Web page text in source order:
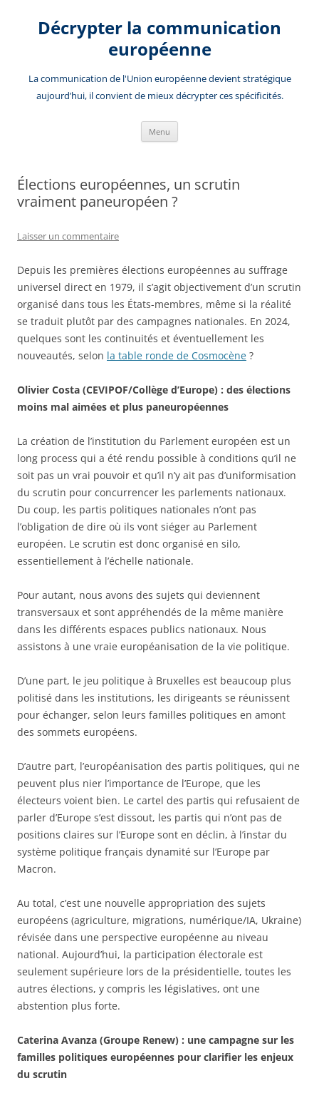
contenuDécrypter la communication
européenne
La communication de l'Union européenne devient stratégique
aujourd’hui, il convient de mieux décrypter ces spécificités.
Menu
Élections européennes, un scrutin
vraiment paneuropéen ?
Laisser un commentaire
Depuis les premières élections européennes au suffrage
universel direct en 1979, il s’agit objectivement d’un scrutin
organisé dans tous les États-membres, même si la réalité
se traduit plutôt par des campagnes nationales. En 2024,
quelques sont les continuités et éventuellement les
nouveautés, selon la table ronde de Cosmocène ?
Olivier Costa (CEVIPOF/Collège d’Europe) : des élections
moins mal aimées et plus paneuropéennes
La création de l’institution du Parlement européen est un
long process qui a été rendu possible à conditions qu’il ne
soit pas un vrai pouvoir et qu’il n’y ait pas d’uniformisation
du scrutin pour concurrencer les parlements nationaux.
Du coup, les partis politiques nationales n’ont pas
l’obligation de dire où ils vont siéger au Parlement
européen. Le scrutin est donc organisé en silo,
essentiellement à l’échelle nationale.
Pour autant, nous avons des sujets qui deviennent
transversaux et sont appréhendés de la même manière
dans les différents espaces publics nationaux. Nous
assistons à une vraie européanisation de la vie politique.
D’une part, le jeu politique à Bruxelles est beaucoup plus
politisé dans les institutions, les dirigeants se réunissent
pour échanger, selon leurs familles politiques en amont
des sommets européens.
D’autre part, l’européanisation des partis politiques, qui ne
peuvent plus nier l’importance de l’Europe, que les
électeurs voient bien. Le cartel des partis qui refusaient de
parler d’Europe s’est dissout, les partis qui n’ont pas de
positions claires sur l’Europe sont en déclin, à l’instar du
système politique français dynamité sur l’Europe par
Macron.
Au total, c’est une nouvelle appropriation des sujets
européens (agriculture, migrations, numérique/IA, Ukraine)
révisée dans une perspective européenne au niveau
national. Aujourd’hui, la participation électorale est
seulement supérieure lors de la présidentielle, toutes les
autres élections, y compris les législatives, ont une
abstention plus forte.
Caterina Avanza (Groupe Renew) : une campagne sur les
familles politiques européennes pour clarifier les enjeux
du scrutin